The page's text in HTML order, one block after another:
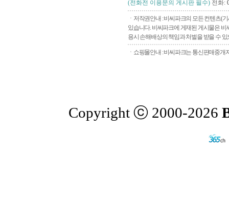
(전화전 이용문의 게시판 필수) 전화:
ㆍ저작권안내 : 비씨파크의 모든 컨텐츠(
있습니다. 비씨파크에 게재된 게시물은
용시 손해배상의 책임과 처벌을 받을 수
ㆍ쇼핑몰안내 : 비씨파크는 통신판매중개
Copyright ⓒ 2000-2026